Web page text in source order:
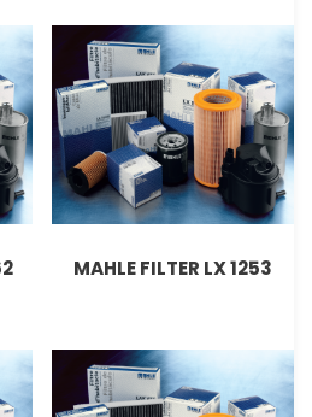
MAHLE FILTER LX 1253